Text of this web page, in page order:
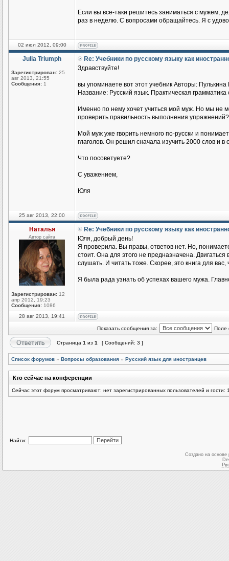
Если вы все-таки решитесь заниматься с мужем,
раз в неделю. С вопросами обращайтесь. Я с
02 июл 2012, 09:00
Julia Triumph
Зарегистрирован: 25
авг 2013, 21:55
Сообщения: 1
Re: Учебники по русскому языку как
Здравствуйте!
вы упоминаете вот этот учебник Авторы:
Название: Русский язык. Практическая
Именно по нему хочет учиться мой муж. Но мы не
проверить правильность выполнения упражнений?
Мой муж уже гворить немного по-русски и
глаголов. Он решил сначала изучить 2000 слов и
Что посоветуете?
С уважением,
Юля
25 авг 2013, 22:00
Наталья
Автор сайта
Зарегистрирован: 12
апр 2012, 19:23
Сообщения: 1086
Re: Учебники по русскому языку как
Юля, добрый день!
Я проверила. Вы правы, ответов нет. Но,
стоит. Она для этого не предназначена.
слушать. И читать тоже. Скорее, это книга для
Я была рада узнать об успехах вашего мужа.
28 авг 2013, 19:41
Показать сообщения за: Поле
Страница 1 из 1 [ Сообщений: 3 ]
Список форумов » Вопросы образования » Русский язык для иностранцев
Кто сейчас на конференции
Сейчас этот форум просматривают: нет зарегистрированных пользователей и гости:
Найти:
Создано на основе